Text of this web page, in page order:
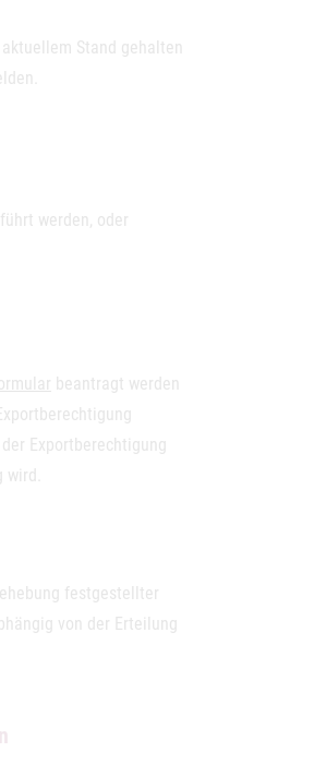
Stand gehalten
werden, oder
beantragt werden
Exportberechtigung
festgestellter
von der Erteilung